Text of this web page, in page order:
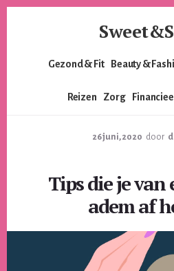
en
Gezond & Fit Beauty &
Reizen Zorg Financieel
26 juni, 2020 door
Tips die je van
adem af